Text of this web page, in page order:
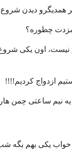
همدیگرو دیدن
چطوره؟
اون یکى
ازدواج کردیم!!!!
یه نیم ساعتى چمن
یکی بهم بگه